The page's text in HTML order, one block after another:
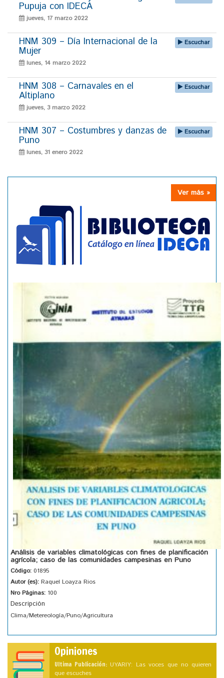
Pupuja con IDECA
jueves, 17 marzo 2022
HNM 309 – Día Internacional de la
Mujer
lunes, 14 marzo 2022
Escuchar
HNM 308 – Carnavales en el
Altiplano
jueves, 3 marzo 2022
Escuchar
HNM 307 – Costumbres y danzas de
Puno
lunes, 31 enero 2022
Escuchar
Ver más »
Análisis de variables climatológicas con fines de planificación
agrícola; caso de las comunidades campesinas en Puno
Código: 01895
Autor (es): Raquel Loayza Rios
Nro Páginas: 100
Descripción
Clima/Metereología/Puno/Agricultura
Opiniones
Ultima Publicación: UYARIY: Las voces que no quieren
que escuches